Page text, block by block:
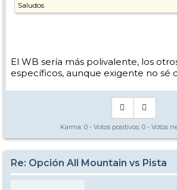
Saludos
El WB sería más polivalente, los
específicos, aunque exigente no sé
Karma: 0 - Votos positivos: 0 - Votos
Re: Opción All Mountain vs Pista